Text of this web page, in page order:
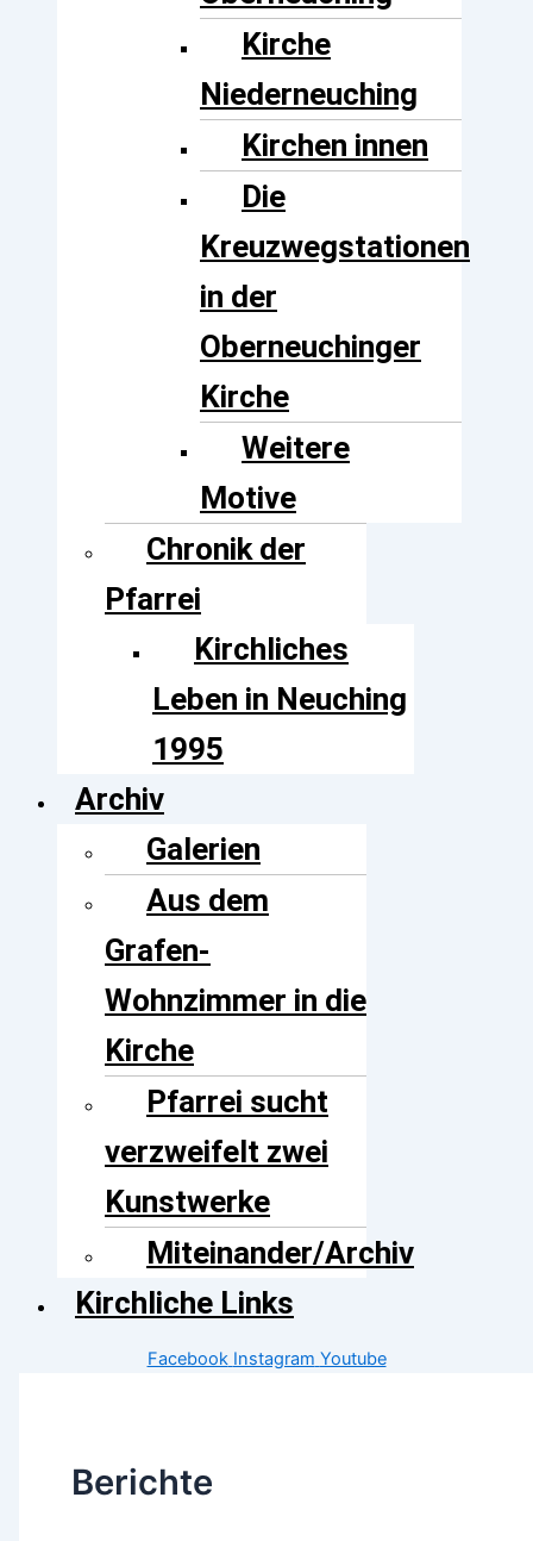
Kirche
Niederneuching
Kirchen innen
Die
Kreuzwegstationen
in der
Oberneuchinger
Kirche
Weitere
Motive
Chronik der
Pfarrei
Kirchliches
Leben in Neuching
1995
Archiv
Galerien
Aus dem
Grafen-
Wohnzimmer in die
Kirche
Pfarrei sucht
verzweifelt zwei
Kunstwerke
Miteinander/Archiv
Kirchliche Links
Facebook Instagram Youtube
Berichte